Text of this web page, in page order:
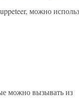
можно
можно вызывать из